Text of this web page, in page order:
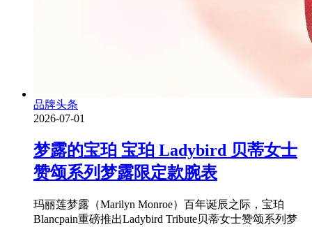
品牌头条
2026-07-01
梦露的宝珀 宝珀 Ladybird 贝蒂女士
赞颂系列梦露限定款腕表
玛丽莲梦露（Marilyn Monroe）百年诞辰之际，宝珀
Blancpain重磅推出Ladybird Tribute贝蒂女士赞颂系列梦